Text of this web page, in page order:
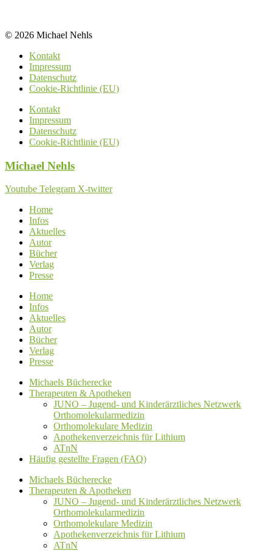
© 2026 Michael Nehls
Kontakt
Impressum
Datenschutz
Cookie-Richtlinie (EU)
Kontakt
Impressum
Datenschutz
Cookie-Richtlinie (EU)
Michael Nehls
Youtube Telegram X-twitter
Home
Infos
Aktuelles
Autor
Bücher
Verlag
Presse
Home
Infos
Aktuelles
Autor
Bücher
Verlag
Presse
Michaels Bücherecke
Therapeuten & Apotheken
JUNO – Jugend- und Kinderärztliches Netzwerk
Orthomolekularmedizin
Orthomolekulare Medizin
Apothekenverzeichnis für Lithium
ATnN
Häufig gestellte Fragen (FAQ)
Michaels Bücherecke
Therapeuten & Apotheken
JUNO – Jugend- und Kinderärztliches Netzwerk
Orthomolekularmedizin
Orthomolekulare Medizin
Apothekenverzeichnis für Lithium
ATnN